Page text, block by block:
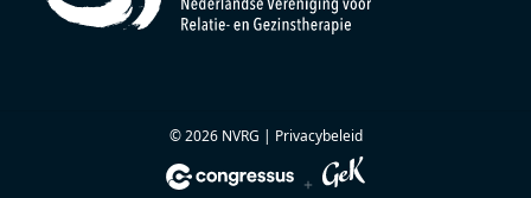
© 2026 NVRG | Privacybeleid